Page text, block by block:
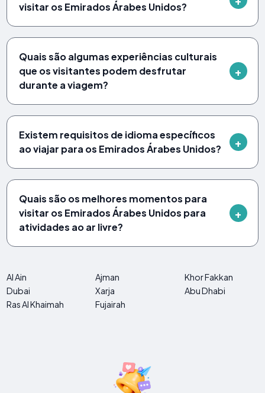
visitar os Emirados Árabes Unidos?
Quais são algumas experiências culturais
que os visitantes podem desfrutar
durante a viagem?
Existem requisitos de idioma específicos
ao viajar para os Emirados Árabes Unidos?
Quais são os melhores momentos para
visitar os Emirados Árabes Unidos para
atividades ao ar livre?
Al Ain Ajman
Khor Fakkan
Dubai
Xarja
Abu Dhabi
Ras Al Khaimah
Fujairah